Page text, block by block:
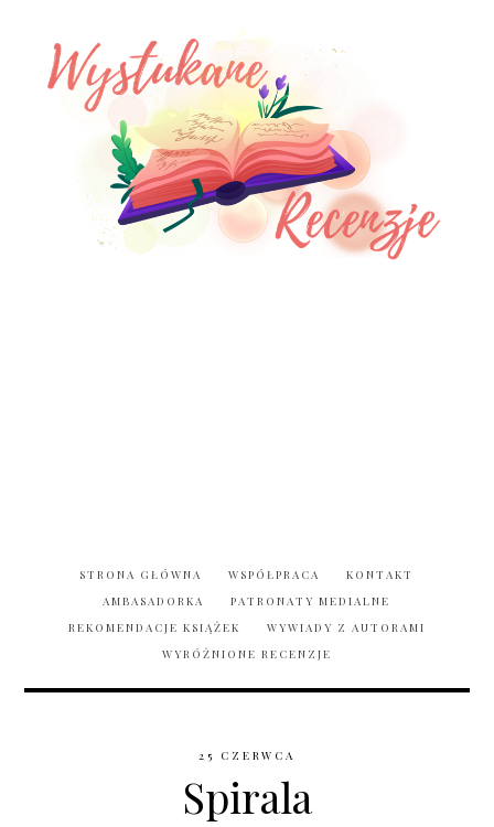
STRONA GŁÓWNA WSPÓŁPRACA
KONTAKT
AMBASADORKA
PATRONATY MEDIALNE
REKOMENDACJE KSIĄŻEK
WYWIADY Z AUTORAMI
WYRÓŻNIONE RECENZJE
25 CZERWCA
Spirala